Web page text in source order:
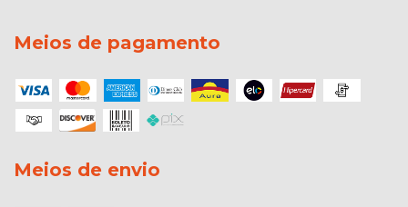
Meios de pagamento
Meios de envio